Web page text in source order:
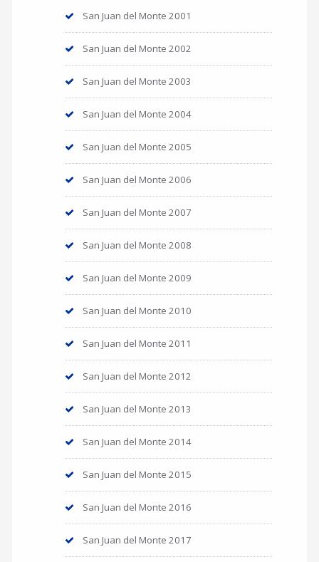
San Juan del Monte 2001
San Juan del Monte 2002
San Juan del Monte 2003
San Juan del Monte 2004
San Juan del Monte 2005
San Juan del Monte 2006
San Juan del Monte 2007
San Juan del Monte 2008
San Juan del Monte 2009
San Juan del Monte 2010
San Juan del Monte 2011
San Juan del Monte 2012
San Juan del Monte 2013
San Juan del Monte 2014
San Juan del Monte 2015
San Juan del Monte 2016
San Juan del Monte 2017